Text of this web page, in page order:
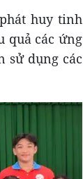
huy tinh
quả các ứng
sử dụng các